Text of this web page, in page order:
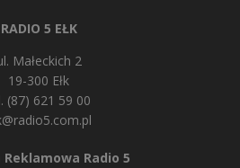
RADIO 5 EŁK
Małeckich 2
19-300 Ełk
(87) 621 59 00
Radio 5